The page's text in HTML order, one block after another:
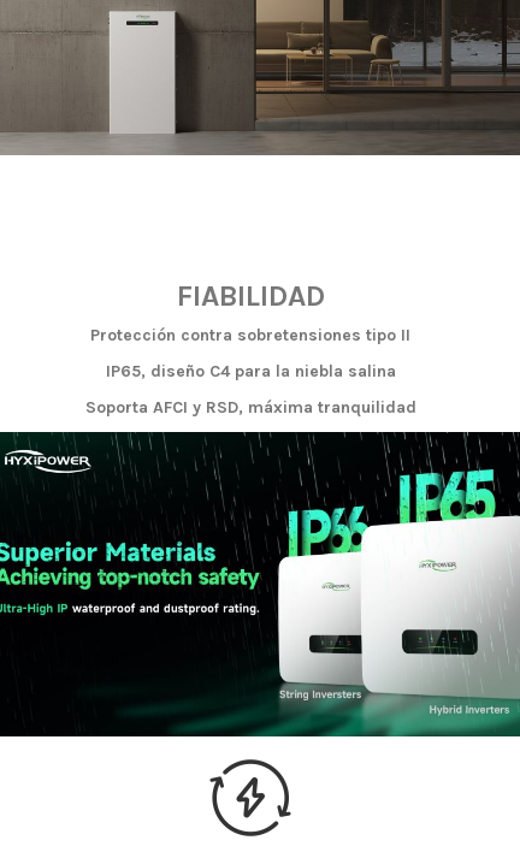
FIABILIDAD
Protección contra sobretensiones tipo II
IP65, diseño C4 para la niebla salina
Soporta AFCI y RSD, máxima tranquilidad